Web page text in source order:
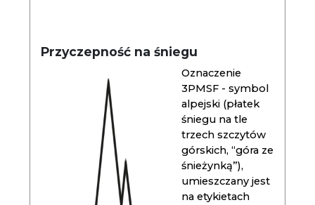
Przyczepność na śniegu
Oznaczenie
3PMSF - symbol
alpejski (płatek
śniegu na tle
trzech szczytów
górskich, “góra ze
śnieżynką”),
umieszczany jest
na etykietach